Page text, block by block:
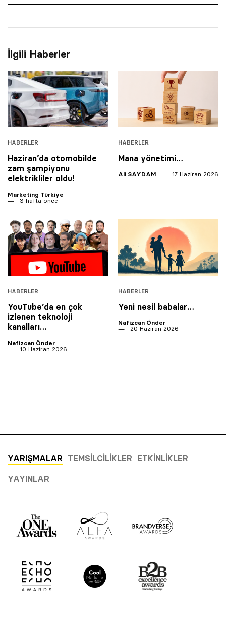
İlgili Haberler
HABERLER
Haziran’da otomobilde
zam şampiyonu
elektrikliler oldu!
Marketing Türkiye
3 hafta önce
HABERLER
Mana yönetimi…
Ali SAYDAM 17 Haziran 2026
HABERLER
YouTube’da en çok
izlenen teknoloji
kanalları…
Nafizcan Önder
10 Haziran 2026
HABERLER
Yeni nesil babalar…
Nafizcan Önder
20 Haziran 2026
YARIŞMALAR TEMSILCILIKLER ETKINLIKLER
YAYINLAR